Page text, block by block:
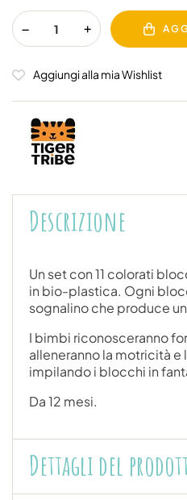
Aggiungi alla mia Wishlist
Descrizione
Un set con 11 colorati
in bio-plastica. Ogni
sognalino che produce
I bimbi riconosceranno
alleneranno la motricità e
impilando i blocchi in
Da 12 mesi.
Dettagli del